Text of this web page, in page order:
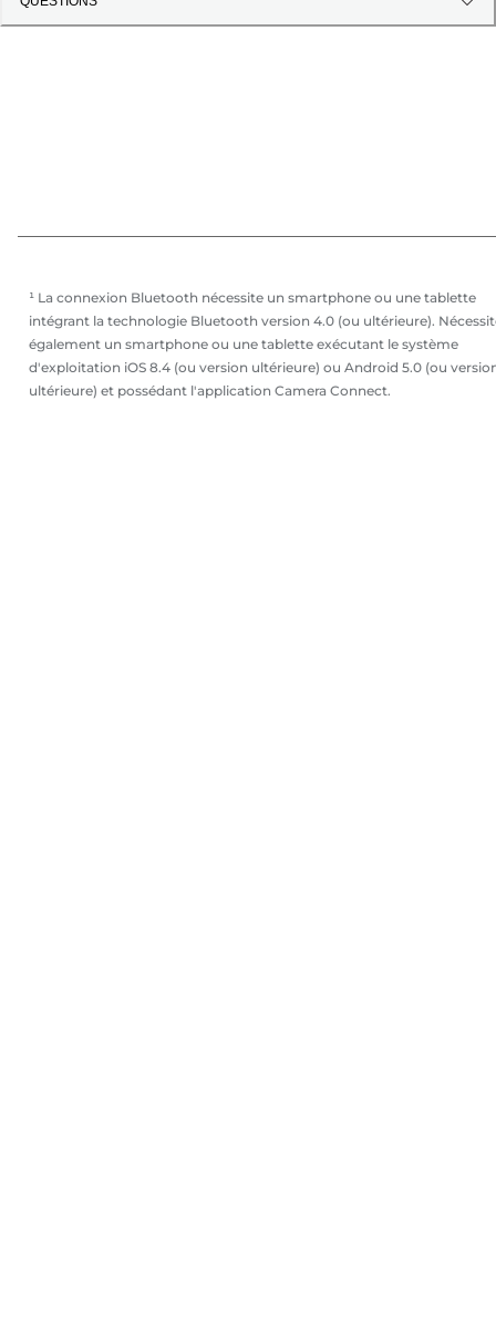
¹ La connexion Bluetooth nécessite un smartphone ou une tablette
intégrant la technologie Bluetooth version 4.0 (ou ultérieure).
également un smartphone ou une tablette exécutant le système
d'exploitation iOS 8.4 (ou version ultérieure) ou Android 5.0 (ou
ultérieure) et possédant l'application Camera Connect.